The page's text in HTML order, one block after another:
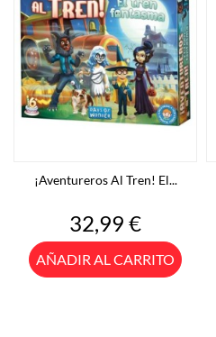
¡Aventureros Al Tren! El...
Precio
32,99 €
AÑADIR AL CARRITO